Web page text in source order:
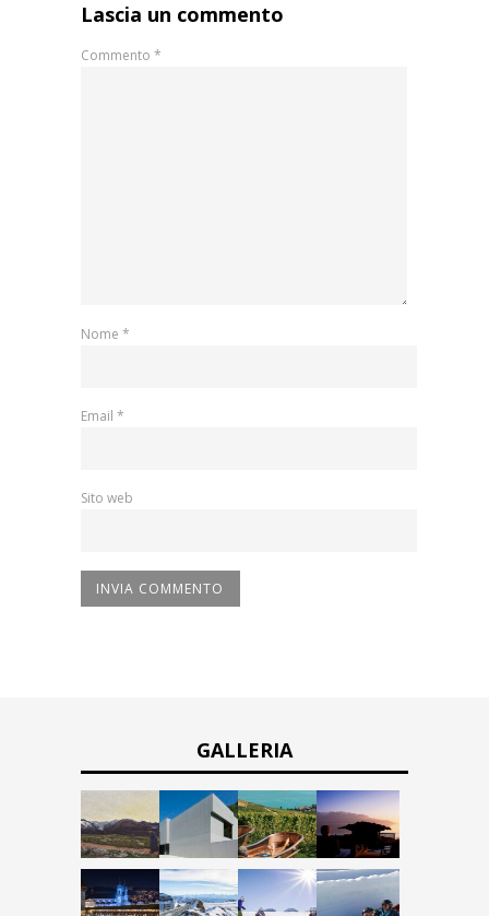
Lascia un commento
Commento *
Nome *
Email *
Sito web
GALLERIA